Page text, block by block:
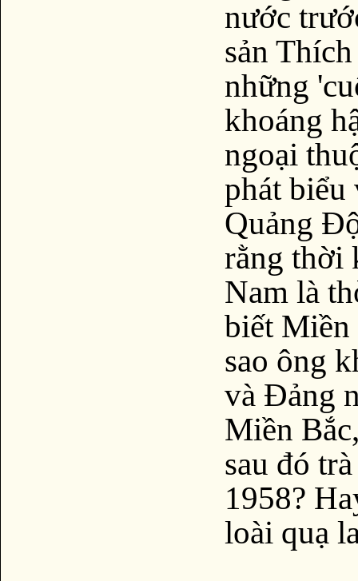
nước
sản
những
khoáng
ngoại
phát
Quảng
rằng thời
Nam là
biết
sao ông
và Đảng
Miền
sau đó
1958?
loài quạ